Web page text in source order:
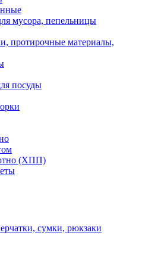
мусора, пепельницы
протирочные материалы,
посуды
(ХПП)
сумки, рюкзаки